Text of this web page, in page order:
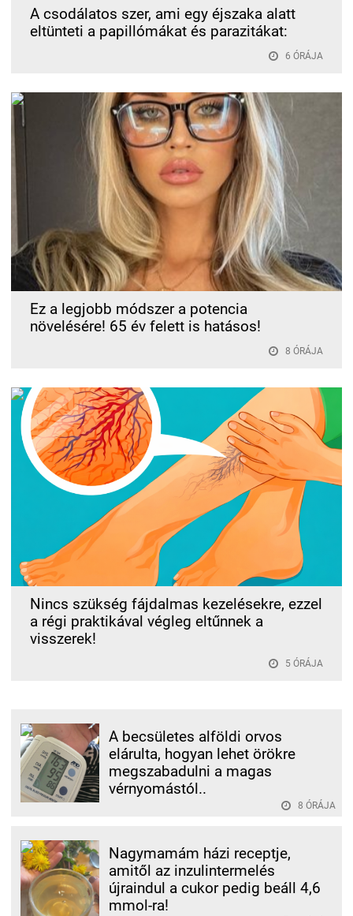
A csodálatos szer, ami egy éjszaka alatt
eltünteti a papillómákat és parazitákat:
6 ÓRÁJA
Ez a legjobb módszer a potencia
növelésére! 65 év felett is hatásos!
8 ÓRÁJA
Nincs szükség fájdalmas kezelésekre, ezzel
a régi praktikával végleg eltűnnek a
visszerek!
5 ÓRÁJA
A becsületes alföldi orvos
elárulta, hogyan lehet örökre
megszabadulni a magas
vérnyomástól..
8 ÓRÁJA
Nagymamám házi receptje,
amitől az inzulintermelés
újraindul a cukor pedig beáll 4,6
mmol-ra!